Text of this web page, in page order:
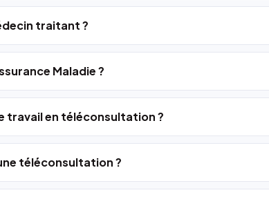
traitant ?
Maladie ?
travail en téléconsultation ?
téléconsultation ?